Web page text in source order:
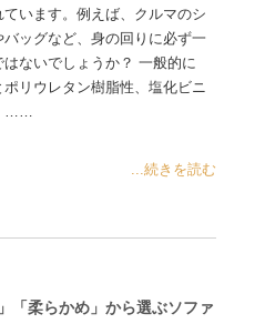
います。例えば、クルマのシ
ッグなど、身の回りに必ず一
ないでしょうか？ 一般的に
リウレタン樹脂性、塩化ビニ
……
...続きを読む
」「柔らかめ」から選ぶソファ